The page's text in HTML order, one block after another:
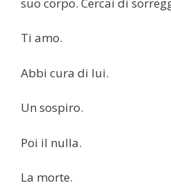
Ti amo.
Abbi cura di lui.
Un sospiro.
Poi il nulla.
La morte.